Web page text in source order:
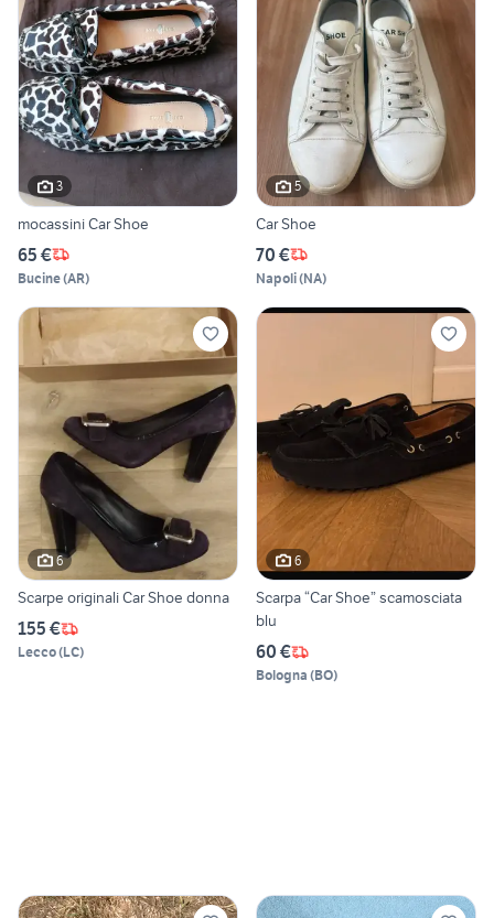
3
mocassini Car Shoe
65 €
Bucine(AR)
5
Car Shoe
70 €
Napoli(NA)
6
Scarpe originali Car Shoe donna
155 €
Lecco(LC)
6
Scarpa “Car Shoe” scamosciata
blu
60 €
Bologna (BO)